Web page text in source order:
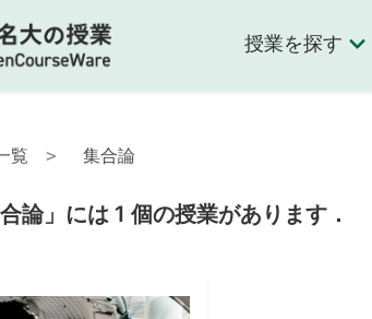
授業を探す
覧 集合論
論」には 1 個の授業があります．